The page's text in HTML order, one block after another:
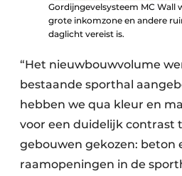
Gordijngevelsysteem MC Wall
grote inkomzone en andere
daglicht vereist is.
“Het nieuwbouwvolume
bestaande sporthal
hebben we qua kleur en
voor een duidelijk contrast
gebouwen gekozen: beton
raamopeningen in de